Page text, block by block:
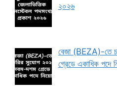
২০২৬
বেজা (BEZA)-তে
গ্রেডে একাধিক পদে